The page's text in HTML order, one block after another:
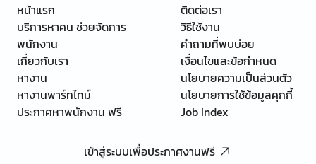
หน้าแรก
บริการหาคน ช่วยจัดการ
พนักงาน
เกี่ยวกับเรา
หางาน
หางานพาร์ทไทม์
ประกาศหาพนักงาน ฟรี
ติดต่อเรา
วิธีใช้งาน
คำถามที่พบบ่อย
เงื่อนไขและข้อกำหนด
นโยบายความเป็นส่วนตัว
นโยบายการใช้ข้อมูลคุกกี้
Job Index
เข้าสู่ระบบเพื่อประกาศงานฟรี